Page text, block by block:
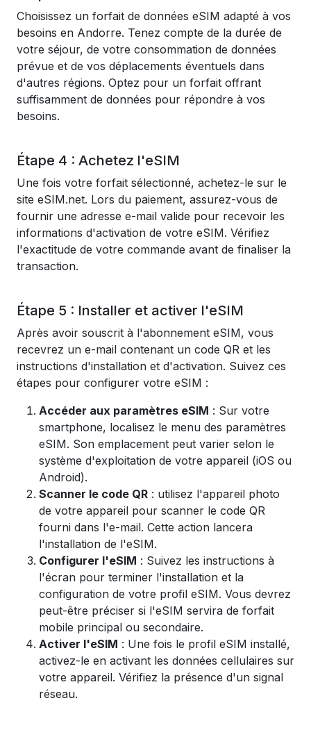
Choisissez un forfait de données eSIM adapté à vos
besoins en Andorre. Tenez compte de la durée de
votre séjour, de votre consommation de données
prévue et de vos déplacements éventuels dans
d'autres régions. Optez pour un forfait offrant
suffisamment de données pour répondre à vos
besoins.
Étape 4 : Achetez l'eSIM
Une fois votre forfait sélectionné, achetez-le sur le
site eSIM.net. Lors du paiement, assurez-vous de
fournir une adresse e-mail valide pour recevoir les
informations d'activation de votre eSIM. Vérifiez
l'exactitude de votre commande avant de finaliser la
transaction.
Étape 5 : Installer et activer l'eSIM
Après avoir souscrit à l'abonnement eSIM, vous
recevrez un e-mail contenant un code QR et les
instructions d'installation et d'activation. Suivez ces
étapes pour configurer votre eSIM :
Accéder aux paramètres eSIM : Sur votre
smartphone, localisez le menu des paramètres
eSIM. Son emplacement peut varier selon le
système d'exploitation de votre appareil (iOS ou
Android).
Scanner le code QR : utilisez l'appareil photo
de votre appareil pour scanner le code QR
fourni dans l'e-mail. Cette action lancera
l'installation de l'eSIM.
Configurer l'eSIM : Suivez les instructions à
l'écran pour terminer l'installation et la
configuration de votre profil eSIM. Vous devrez
peut-être préciser si l'eSIM servira de forfait
mobile principal ou secondaire.
Activer l'eSIM : Une fois le profil eSIM installé,
activez-le en activant les données cellulaires sur
votre appareil. Vérifiez la présence d'un signal
réseau.